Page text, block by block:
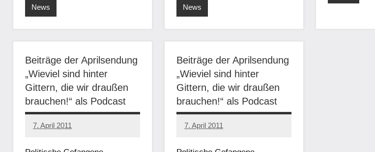
News News
Beiträge der Aprilsendung
„Wieviel sind hinter
Gittern, die wir draußen
brauchen!“ als Podcast
7. April 2011
admin
Beiträge der Aprilsendung
„Wieviel sind hinter
Gittern, die wir draußen
brauchen!“ als Podcast
7. April 2011
admin